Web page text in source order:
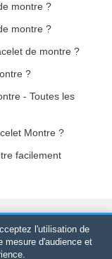
montre ?
montre ?
de montre ?
?
- Toutes les
Montre ?
facilement
réservés-SIRET
: BP 20075 - 31121
-Vente en ligne
l'utilisation de
mesure d'audience et